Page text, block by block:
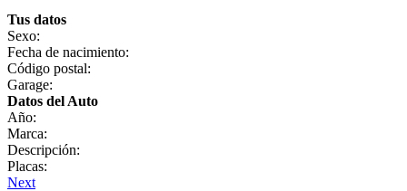
Tus datos
Sexo:
Fecha de nacimiento:
Código postal:
Garage:
Datos del Auto
Año:
Marca:
Descripción:
Placas:
Next